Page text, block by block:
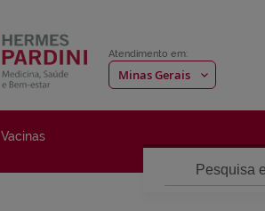
Atendimento em:
Vacinas
Pesquisa